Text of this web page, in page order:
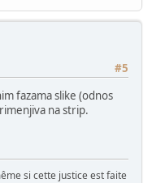
#5
fazama slike (odnos
na strip.
si cette justice est faite